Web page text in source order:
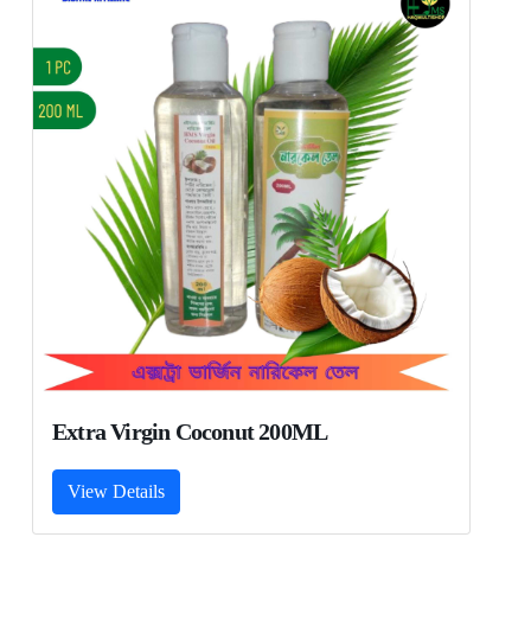
Extra Virgin Coconut 200ML
View Details